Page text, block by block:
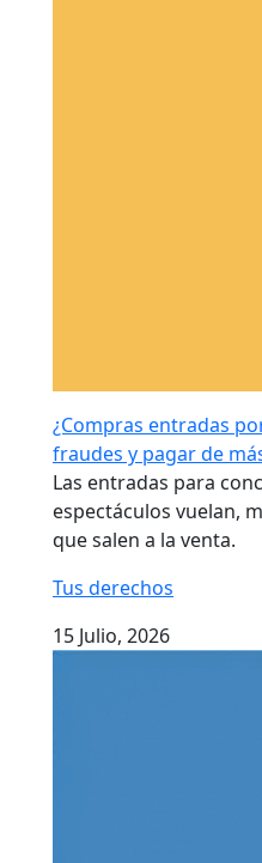
¿Compras entradas
fraudes y pagar de
Las entradas para
espectáculos vuelan,
que salen a la venta.
Tus derechos
15 Julio, 2026